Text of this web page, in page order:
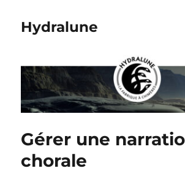
Hydralune
Gérer une
chorale